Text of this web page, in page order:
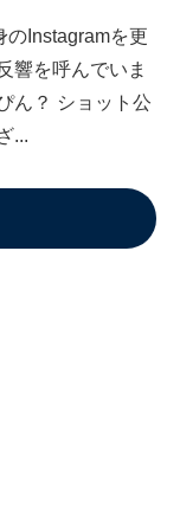
のInstagramを更
響を呼んでいま
ん？ ショット公
...